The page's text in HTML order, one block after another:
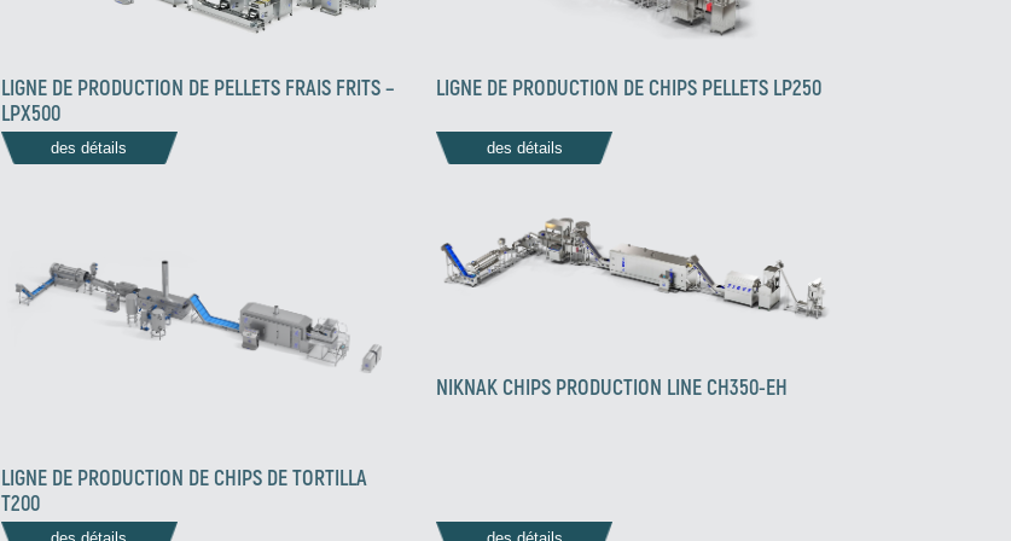
LIGNE DE PRODUCTION DE PELLETS FRAIS FRITS –
LPX500
des détails
LIGNE DE PRODUCTION DE CHIPS PELLETS LP250
des détails
LIGNE DE PRODUCTION DE CHIPS DE TORTILLA
T200
NIKNAK CHIPS PRODUCTION LINE CH350-EH